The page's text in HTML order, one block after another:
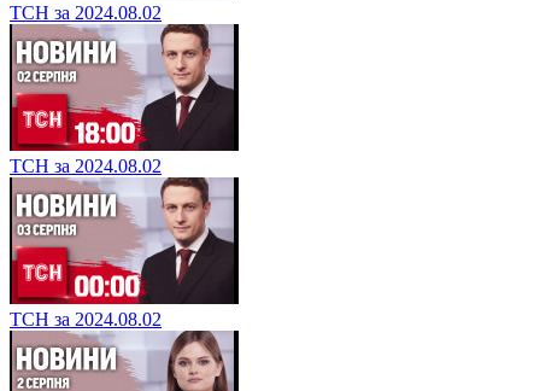
ТСН за 2024.08.02
ТСН за 2024.08.02
ТСН за 2024.08.02